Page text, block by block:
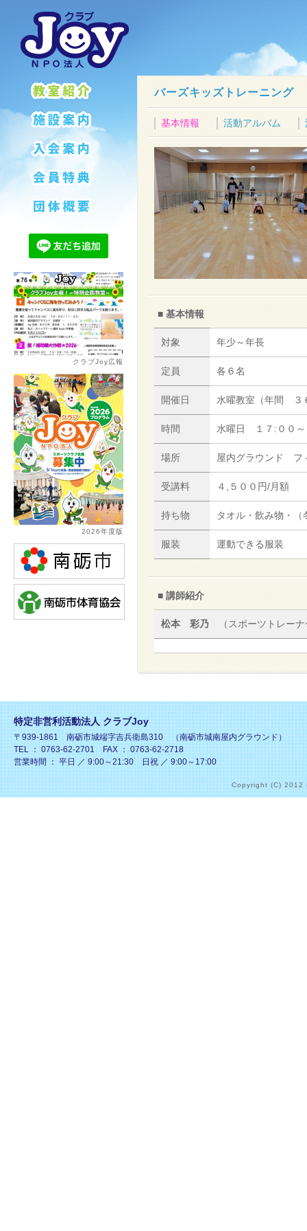
バーズキッズトレーニング
基本情報 活動アルバム
■ 基本情報
対象 年少～年長
定員 各６名
開催日 水曜教室（年間 ３
時間 水曜日 １７:００～
場所 屋内グラウンド フ
受講料 ４,５００円/月額
持ち物 タオル・飲み物・
服装 運動できる服装
■ 講師紹介
松本 彩乃 （スポーツトレー
クラブJoy広報
2026年度版
特定非営利活動法人 クラブJoy
〒939-1861 南砺市城端字吉兵衛島310 （南砺市城南屋内グラウンド）
TEL ： 0763-62-2701 FAX ： 0763-62-2718
営業時間 ： 平日 ／ 9:00～21:30 日祝 ／ 9:00～17:00
Copyright (C) 2012